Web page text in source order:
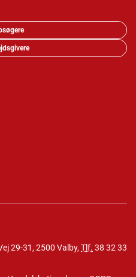
29-31, 2500 Valby, Tlf. 38 32 33